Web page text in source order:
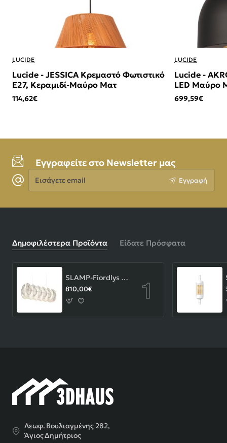
LUCIDE
Lucide - JESSICA Κρεμαστό Φωτιστικό
E27, Κεραμιδί-Μαύρο Ματ
114,62€
LUCIDE
Lucide -
LED Μαύρο
699,59€
Εγγραφείτε στο Newsletter μας
Εισάγετε
email
Εγγραφή
Δημοφιλέστερα Προϊόντα Είδατε Πρόσφατα
SLAMP-Fiordlys Linear Φωτιστικό Κρεμαστό 90x26x33cm White ΚΩΔ.-FRDSXXLWHT01T00LINEU
810,00€
Λεωφ. Βουλιαγμένης 282,
Άγιος Δημήτριος